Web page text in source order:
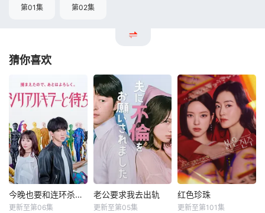
第01集 第02集
猜你喜欢
今晚也要和连环杀手约会
更新至第06集
老公要求我去出轨
更新至第05集
红色珍珠
更新至第101集